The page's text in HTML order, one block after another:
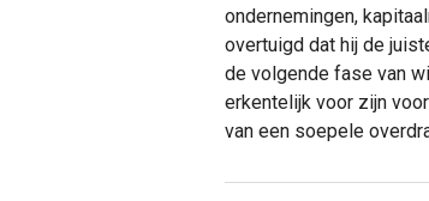
ondernemingen,
overtuigd dat hij de
de volgende fase van
erkentelijk voor zijn
van een soepele